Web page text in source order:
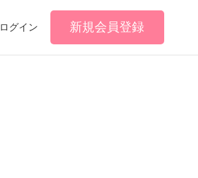
ログイン 新規会員登録